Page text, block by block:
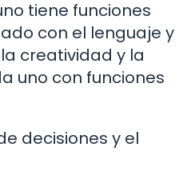
tiene funciones
con el lenguaje y
creatividad y la
uno con funciones
decisiones y el